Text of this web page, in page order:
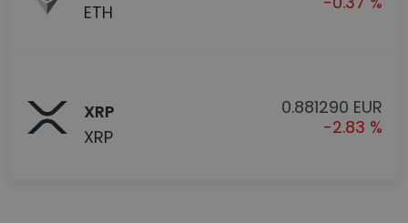
ETH
XRP
XRP
0.881290 EUR
-2.83 %